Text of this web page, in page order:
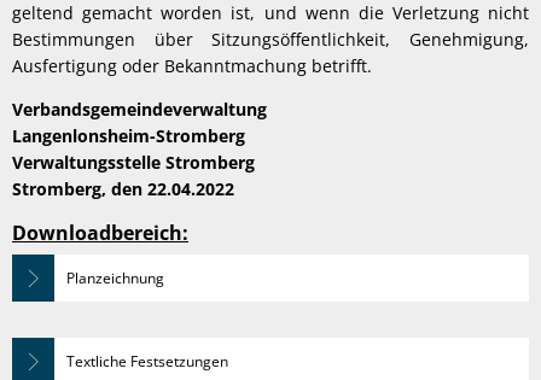
geltend gemacht worden ist, und wenn die Verletzung nicht
Bestimmungen über Sitzungsöffentlichkeit, Genehmigung,
Ausfertigung oder Bekanntmachung betrifft.
Verbandsgemeindeverwaltung
Langenlonsheim-Stromberg
Verwaltungsstelle Stromberg
Stromberg, den 22.04.2022
Downloadbereich:
Planzeichnung
Textliche Festsetzungen